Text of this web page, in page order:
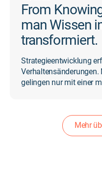
From
man Wissen
transformiert.
Strategieentwicklung
Verhaltensänderungen.
gelingen nur mit einer
Mehr